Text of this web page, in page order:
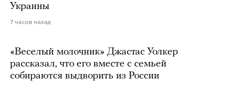
Украины
7 часов назад
«Веселый молочник» Джастас Уолкер
рассказал, что его вместе с семьей
собираются выдворить из России